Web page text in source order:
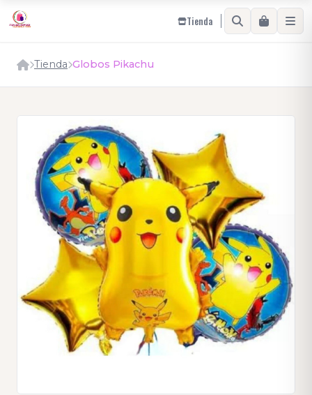
Tienda
Tienda Globos Pikachu